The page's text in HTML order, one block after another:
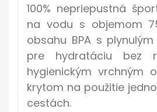
100% nepriepustná
na vodu s objemom
obsahu BPA s
pre hydratáciu bez
hygienickým vrchným
krytom na použitie
cestách.